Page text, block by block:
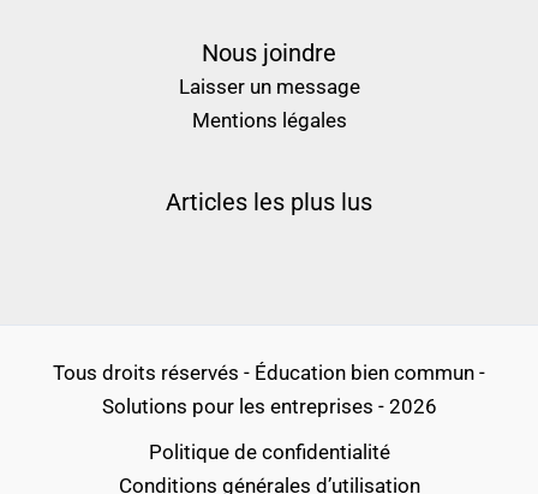
Nous joindre
Laisser un message
Mentions légales
Articles les plus lus
Tous droits réservés - Éducation bien commun -
Solutions pour les entreprises - 2026
Politique de confidentialité
Conditions générales d’utilisation